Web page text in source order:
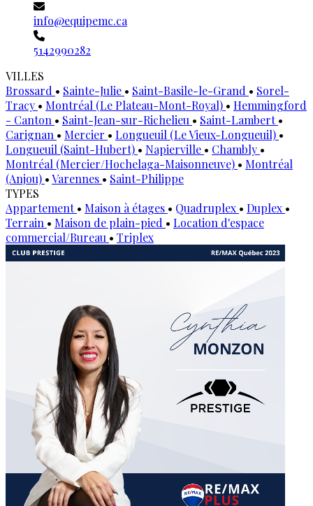
info@equipemc.ca
5142990282
VILLES
Brossard • Sainte-Julie • Saint-Basile-le-Grand • Sorel-
Tracy • Montréal (Le Plateau-Mont-Royal) • Hemmingford
- Canton • Saint-Jean-sur-Richelieu • Saint-Lambert•
Carignan • Mercier • Longueuil (Le Vieux-Longueuil) •
Longueuil (Saint-Hubert) • Napierville • Chambly •
Montréal (Mercier/Hochelaga-Maisonneuve) • Montréal
(Anjou) •Varennes • Saint-Philippe
TYPES
Appartement• Maison à étages • Quadruplex • Duplex •
Terrain • Maison de plain-pied • Location d'espace
commercial/Bureau • Triplex